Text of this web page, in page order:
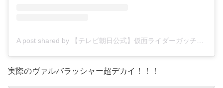
実際のヴァルバラッシャー超デカイ！！！